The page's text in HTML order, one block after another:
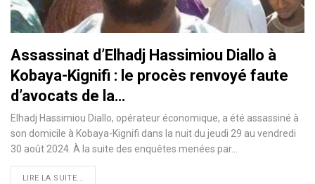
Assassinat d’Elhadj Hassimiou Diallo à
Kobaya-Kignifi : le procès renvoyé faute
d’avocats de la…
Elhadj Hassimiou Diallo, opérateur économique, a été assassiné à
son domicile à Kobaya-Kignifi dans la nuit du jeudi 29 au vendredi
30 août 2024. À la suite des enquêtes menées par…
LIRE LA SUITE...